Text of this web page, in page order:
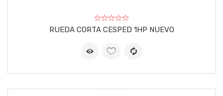
RUEDA CORTA CESPED 1HP NUEVO